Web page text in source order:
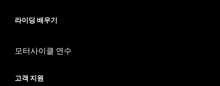
라이딩 배우기
모터사이클 연수
고객 지원